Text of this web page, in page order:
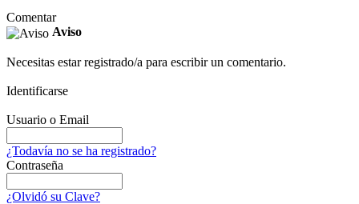
Comentar
Aviso
Necesitas estar registrado/a para escribir un comentario.
Identificarse
Usuario o Email
¿Todavía no se ha registrado?
Contraseña
¿Olvidó su Clave?